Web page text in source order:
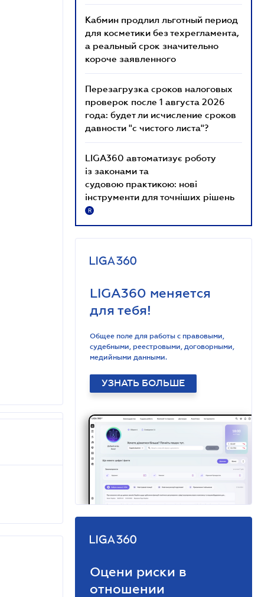
Кабмин продлил льготный период
для косметики без техрегламента,
а реальный срок значительно
короче заявленного
Перезагрузка сроков налоговых
проверок после 1 августа 2026
года: будет ли исчисление сроков
давности "с чистого листа"?
LIGA360 автоматизує роботу
із законами та
судовою практикою: нові
інструменти для точніших рішень
R
LIGA360 меняется
для тебя!
Общее поле для работы с правовыми,
судебными, реестровыми, договорными,
медийными данными.
УЗНАТЬ БОЛЬШЕ
Оцени риски в
отношении